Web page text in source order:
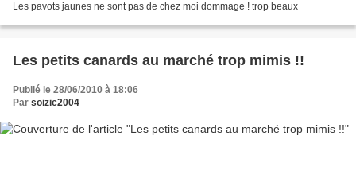
Les pavots jaunes ne sont pas de chez moi dommage ! trop beaux
Les petits canards au marché trop mimis !!
Publié le 28/06/2010 à 18:06
Par soizic2004